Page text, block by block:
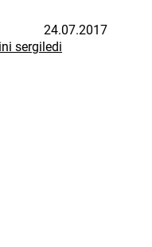
24.07.2017